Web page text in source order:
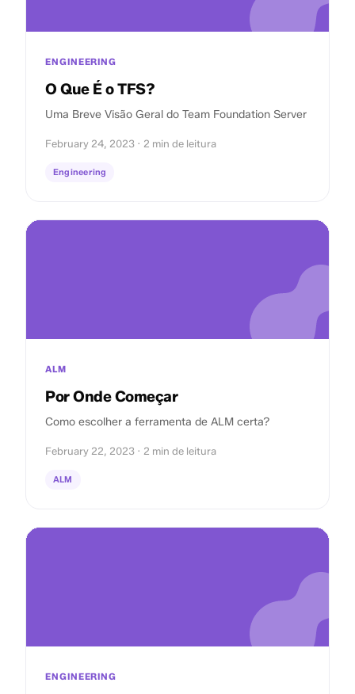
ENGINEERING
O Que É o TFS?
Uma Breve Visão Geral do Team Foundation Server
February 24, 2023 · 2 min de leitura
Engineering
ALM
Por Onde Começar
Como escolher a ferramenta de ALM certa?
February 22, 2023 · 2 min de leitura
ALM
ENGINEERING